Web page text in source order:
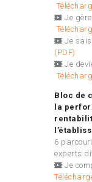
Je
Je
(PDF)
Je
Bloc de
la
6
experts
Je